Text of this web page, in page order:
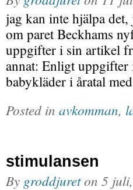
jag kan inte hjälpa
om paret Beckhams
uppgifter i sin artikel
annat: Enligt
babykläder i åratal
Posted in avkomman,
stimulansen
By groddjureton 5